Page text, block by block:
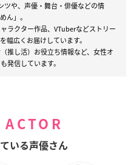
ツや、声優・舞台・俳優などの情
ん」。
ラクター作品、VTuberなどストリー
幅広くお届けしています。
推し活）お役立ち情報など、女性オ
発信しています。
いる声優さん